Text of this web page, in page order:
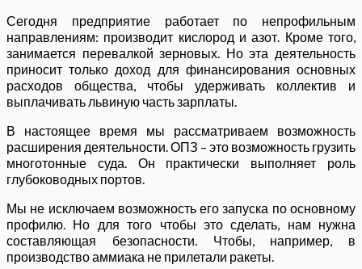
Сегодня предприятие работает по непрофильным
направлениям: производит кислород и азот. Кроме того,
занимается перевалкой зерновых. Но эта деятельность
приносит только доход для финансирования основных
расходов общества, чтобы удерживать коллектив и
выплачивать львиную часть зарплаты.
В настоящее время мы рассматриваем возможность
расширения деятельности. ОПЗ – это возможность грузить
многотонные суда. Он практически выполняет роль
глубоководных портов.
Мы не исключаем возможность его запуска по основному
профилю. Но для того чтобы это сделать, нам нужна
составляющая безопасности. Чтобы, например, в
производство аммиака не прилетали ракеты.